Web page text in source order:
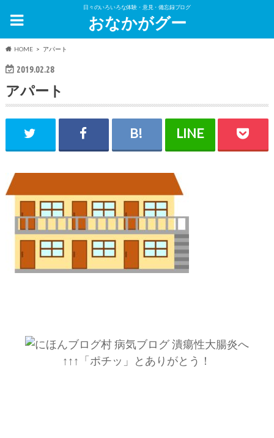
日々のいろいろな体験・意見・備忘録ブログ
おなかがグー
HOME アパート
2019.02.28
アパート
↑↑↑「ポチッ」とありがとう！